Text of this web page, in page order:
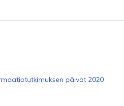
päivät 2020